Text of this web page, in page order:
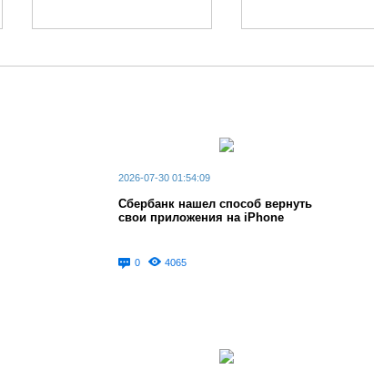
2026-07-30 01:54:09
Сбербанк нашел способ вернуть
свои приложения на iPhone
0 4065